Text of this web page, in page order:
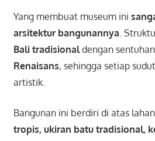
Yang membuat museum ini
arsitektur bangunannya.
Bali tradisionaldengan sentuhan
Renaisans, sehingga setiap
artistik.
Bangunan ini berdiri di atas
tropis, ukiran batu tradisional,